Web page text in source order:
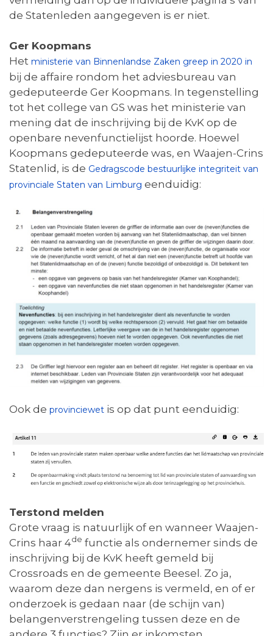
de Statenleden aangegeven is er niet.
Ger Koopmans
Het ministerie van Binnenlandse Zaken greep in 2020 in
bij de affaire rondom het adviesbureau van
gedeputeerde Ger Koopmans. In tegenstelling
tot het college van GS was het ministerie van
mening dat de inschrijving bij de KvK op de
openbare nevenfunctielijst hoorde. Hoewel
Koopmans gedeputeerde was, en Waajen-Crins
Statenlid, is de Gedragscode bestuurlijke integriteit van
provinciale Staten van Limburg eenduidig:
Ook de provinciewet is op dat punt eenduidig:
Terstond melden
Grote vraag is natuurlijk of en wanneer Waajen-
Crins haar 4de functie als ondernemer sinds de
inschrijving bij de KvK heeft gemeld bij
Crossroads en de gemeente Beesel. Zo ja,
waarom deze dan nergens is vermeld, en of er
onderzoek is gedaan naar (de schijn van)
belangenverstrengeling tussen deze en de